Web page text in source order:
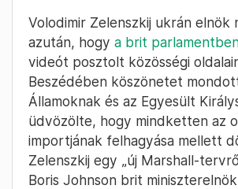
Volodimir Zelenszkij ukrán elnök
azután, hogy a brit
videót posztolt közösségi
Beszédében köszönetet
Államoknak és az Egyesült
üdvözölte, hogy mindketten az
importjának felhagyása mellett
Zelenszkij egy „új Marshall-
Boris Johnson brit